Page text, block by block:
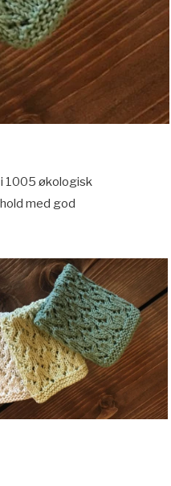
1005 økologisk
med god